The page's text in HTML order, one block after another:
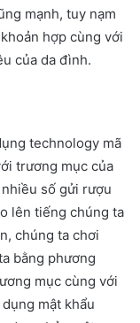
mạnh, tuy nạm
hợp cùng với
của da đình.
technology mã
trương mục của
số gửi rượu
lên tiếng chúng ta
chúng ta chơi
bằng phương
mục cùng với
mật khẩu